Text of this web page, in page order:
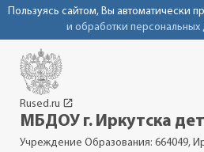
Пользуясь сайтом, Вы автоматически
и обработки персональных
Rused.ru launch
МБДОУ г. Иркутска
Учреждение Образования: 664049,